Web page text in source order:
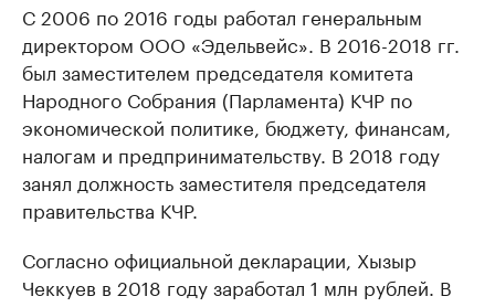
С 2006 по 2016 годы работал генеральным
директором ООО «Эдельвейс». В 2016-2018 гг.
был заместителем председателя комитета
Народного Собрания (Парламента) КЧР по
экономической политике, бюджету, финансам,
налогам и предпринимательству. В 2018 году
занял должность заместителя председателя
правительства КЧР.
Согласно официальной декларации, Хызыр
Чеккуев в 2018 году заработал 1 млн рублей. В